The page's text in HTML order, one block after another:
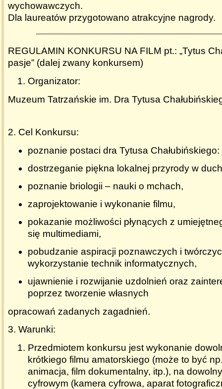
wychowawczych.
Dla laureatów przygotowano atrakcyjne nagrody.
REGULAMIN KONKURSU NA FILM pt.: „Tytus
pasje” (dalej zwany konkursem)
Organizator:
Muzeum Tatrzańskie im. Dra Tytusa
2. Cel Konkursu:
poznanie postaci dra Tytusa
dostrzeganie piękna lokalnej przyrody w
poznanie briologii – nauki o mchach,
zaprojektowanie i wykonanie filmu,
pokazanie możliwości płynących z
się multimediami,
pobudzanie aspiracji poznawczych i
wykorzystanie technik informatycznych,
ujawnienie i rozwijanie uzdolnień oraz
poprzez tworzenie własnych
opracowań zadanych zagadnień.
3. Warunki:
Przedmiotem konkursu jest wykonanie
krótkiego filmu amatorskiego (może to być
animacja, film dokumentalny, itp.), na
cyfrowym (kamera cyfrowa, aparat